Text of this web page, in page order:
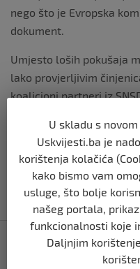
nego što je Evropska
dokument.
Umjesto loših pokušaja
lako provjerljivim
koalicioni partneri iz
efikasno kao što su se
pozicija.”
Navigacija
objava
Ćudić: U čije ime
Bošnjaka i Putinove
U skladu s
Uskvijesti.ba je
korištenja kolačića
kako bismo vam
usluge, što bolje
našeg portala,
funkcionalnosti koje
Daljnjim